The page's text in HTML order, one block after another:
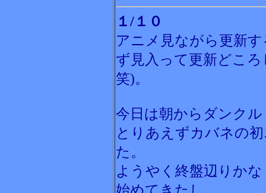
１/１０
アニメ見ながら更新
ず見入って更新どこ
笑)。
今日は朝からダンク
とりあえずカバネの
た。
ようやく終盤辺りか